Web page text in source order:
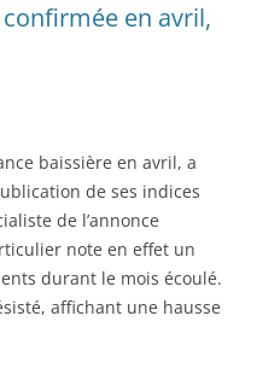
confirmée en avril,
baissière en avril, a
de ses indices
de l’annonce
note en effet un
durant le mois écoulé.
affichant une hausse